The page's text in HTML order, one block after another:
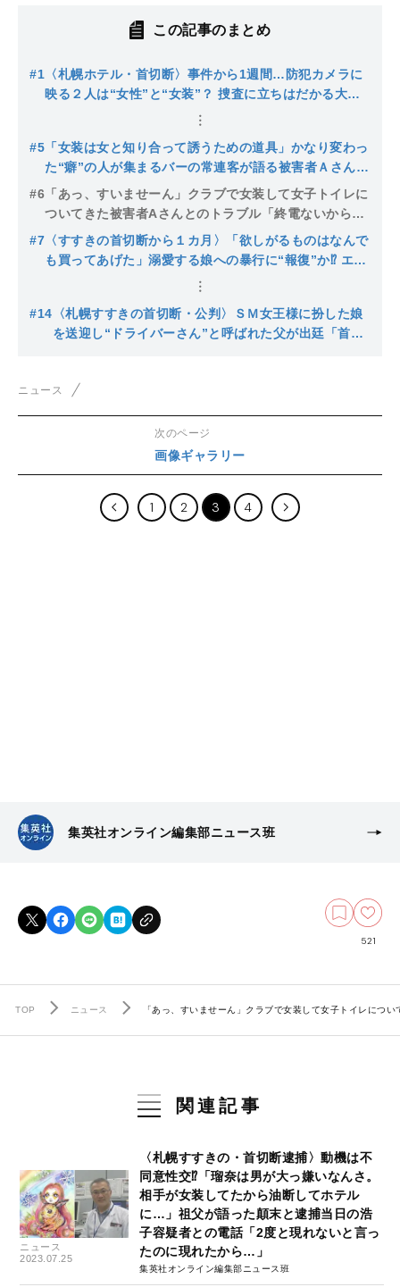
この記事のまとめ
#1 〈札幌ホテル・首切断〉事件から1週間…防犯カメラに
映る２人は“女性”と“女装”？ 捜査に立ちはだかる大き
な壁とは。「Aさんはとても目立っていた」事件当日デ
#5 「女装は女と知り合って誘うための道具」かなり変わっ
た“癖”の人が集まるバーの常連客が語る被害者Ａさんの
「出禁トラブル」…逮捕された母親は警察に「娘が暴行
された」と供述〈札幌すすきの・首切断逮捕〉
#6 「あっ、すいませーん」クラブで女装して女子トイレに
ついてきた被害者Aさんとのトラブル「終電ないから」
とオンナ言葉で女性の腕を引っ張りホテル街へ…現場ホ
テルは営業再開「客足は4分の1くらいに減ってしまっ
#7 〈すすきの首切断から１カ月〉「欲しがるものはなんで
も買ってあげた」溺愛する娘への暴行に“報復”か⁉ エリ
ート一家が選択した最凶のシナリオ…精神科医の父は血
#14 〈札幌すすきの首切断・公判〉ＳＭ女王様に扮した娘
を送迎し“ドライバーさん”と呼ばれた父が出廷「首を
性を襲うようなことはしていない」
ニュース
次のページ
画像ギャラリー
1 2 3 4
集英社オンライン編集部ニュース班
521
TOP ニュース 「あっ、すいませーん」クラブで女装して女子トイレにつ
関連記事
ニュース
2023.07.25
〈札幌すすきの・首切断逮捕〉動機は不
同意性交⁉「瑠奈は男が大っ嫌いなんさ。
相手が女装してたから油断してホテル
に…」祖父が語った顛末と逮捕当日の浩
子容疑者との電話「2度と現れないと言っ
たのに現れたから…」
集英社オンライン編集部ニュース班